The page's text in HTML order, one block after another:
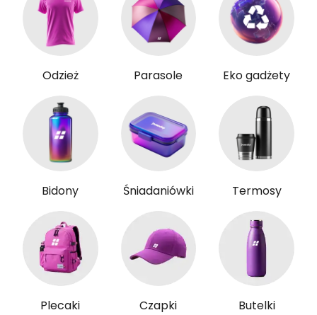
Odzież Parasole Eko gadżety
Bidony Śniadaniówki Termosy
Plecaki Czapki Butelki